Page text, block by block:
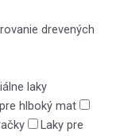
drevených
laky
hlboký mat
Laky pre